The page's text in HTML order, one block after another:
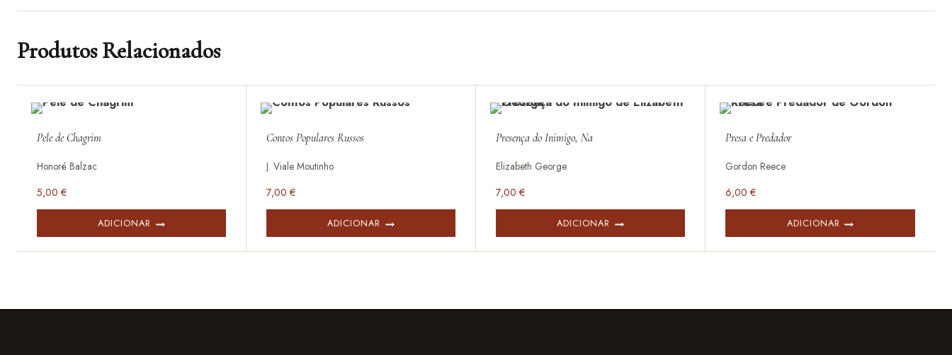
Produtos Relacionados
Pele de Chagrim
Honoré Balzac
5,00 €
ADICIONAR
Contos Populares Russos
J. Viale Moutinho
7,00 €
ADICIONAR
Presença do Inimigo, Na
Elizabeth George
7,00 €
ADICIONAR
Presa e Predador
Gordon Reece
6,00 €
ADICIONAR